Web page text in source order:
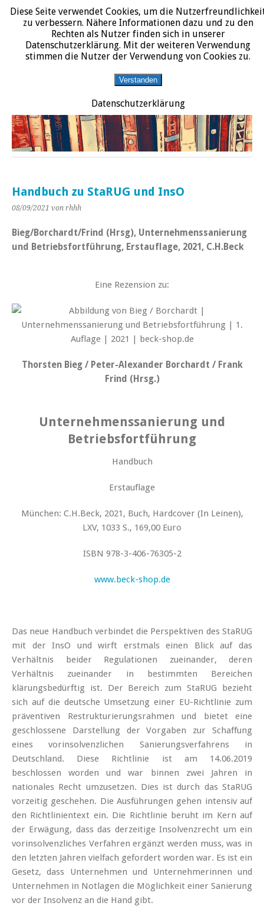
START DATENSCHUTZERKLÄRUNG IMPRESSUM ÜBER JURALIT
JURALIT
Rezensionen juristischer Literatur
Handbuch zu StaRUG und InsO
08/09/2021 von rhhh
Bieg/Borchardt/Frind (Hrsg), Unternehmenssanierung
und Betriebsfortführung, Erstauflage, 2021, C.H.Beck
Eine Rezension zu:
Thorsten Bieg / Peter-Alexander Borchardt / Frank
Frind (Hrsg.)
Unternehmenssanierung und
Betriebsfortführung
Handbuch
Erstauflage
München: C.H.Beck, 2021, Buch, Hardcover (In Leinen),
LXV, 1033 S., 169,00 Euro
ISBN 978-3-406-76305-2
www.beck-shop.de
Das neue Handbuch verbindet die Perspektiven des StaRUG
mit der InsO und wirft erstmals einen Blick auf das
Verhältnis beider Regulationen zueinander, deren
Verhältnis zueinander in bestimmten Bereichen
klärungsbedürftig ist. Der Bereich zum StaRUG bezieht
sich auf die deutsche Umsetzung einer EU-Richtlinie zum
präventiven Restrukturierungsrahmen und bietet eine
geschlossene Darstellung der Vorgaben zur Schaffung
eines vorinsolvenzlichen Sanierungsverfahrens in
Deutschland. Diese Richtlinie ist am 14.06.2019
beschlossen worden und war binnen zwei Jahren in
nationales Recht umzusetzen. Dies ist durch das StaRUG
vorzeitig geschehen. Die Ausführungen gehen intensiv auf
den Richtlinientext ein. Die Richtlinie beruht im Kern auf
der Erwägung, dass das derzeitige Insolvenzrecht um ein
vorinsolvenzliches Verfahren ergänzt werden muss, was in
den letzten Jahren vielfach gefordert worden war. Es ist ein
Gesetz, dass Unternehmen und Unternehmerinnen und
Unternehmen in Notlagen die Möglichkeit einer Sanierung
vor der Insolvenz an die Hand gibt.
Diese Seite verwendet Cookies, um die
zu verbessern. Nähere Informationen dazu und zu den
Rechten als Nutzer finden sich in unserer
Datenschutzerklärung. Mit der weiteren Verwendung
stimmen die Nutzer der Verwendung von Cookies zu.
Verstanden
Datenschutzerklärung